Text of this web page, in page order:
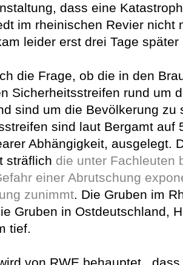
dass eine
im rheinischen Revier nicht
leider erst drei Tage
die Frage, ob die in den
Sicherheitsstreifen rund um
sind um die Bevölkerung zu
sind laut Bergamt auf
Abhängigkeit, ausgelegt.
sträflich die unter Fachleuten
einer Abrutschung
zunimmt. Die Gruben im
Gruben in Ostdeutschland,
tief.